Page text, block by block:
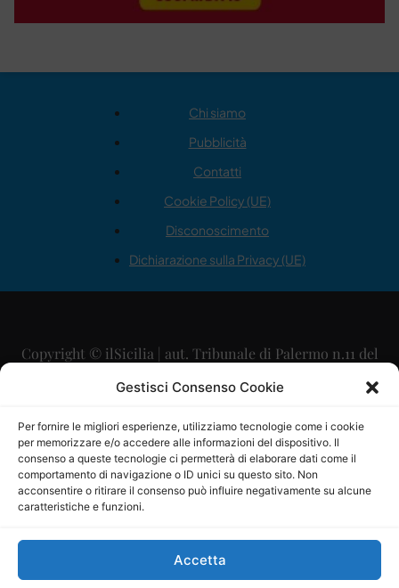
Gestisci Consenso Cookie
Per fornire le migliori esperienze, utilizziamo tecnologie come i cookie
per memorizzare e/o accedere alle informazioni del dispositivo. Il
consenso a queste tecnologie ci permetterà di elaborare dati come il
comportamento di navigazione o ID unici su questo sito. Non
acconsentire o ritirare il consenso può influire negativamente su alcune
caratteristiche e funzioni.
Accetta
Chi siamo
Pubblicità
Contatti
Cookie Policy (UE)
Disconoscimento
Dichiarazione sulla Privacy (UE)
Copyright © ilSicilia | aut. Tribunale di Palermo n.11 del
29/09/2015
Direttore Editoriale: Maurizio Scaglione
Direttore Responsabile: Maria Calabrese
P.IVA: 06334930820
Mercurio Comunicazione Società Cooperativa a r.l. è